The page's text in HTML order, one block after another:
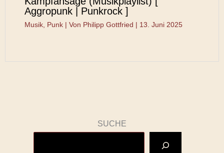
Aggropunk | Punkrock ]
Musik, Punk | Von Philipp Gottfried | 13. Juni 2025
SUCHE